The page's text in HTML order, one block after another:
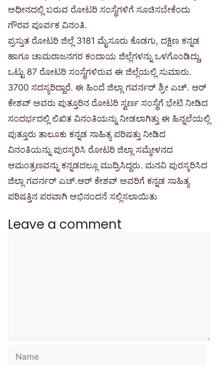
ಅಧೀನದಲ್ಲಿ ಬರುವ ರೋಟರಿ ಸಂಸ್ಥೆಗಳಿಗೆ ಸೂಚಿಸಬೇಕೆಂದು
ಗೌರವ ಪೂರ್ವಕ ವಿನಂತಿ.
ಪ್ರಸ್ತುತ ರೋಟರಿ ಜಿಲ್ಲೆ 3181 ಮೈಸೂರು ಕೊಡಗು, ದಕ್ಷಿಣ ಕನ್ನಡ
ಹಾಗೂ ಚಾಮರಾಜನಗರ ಕಂದಾಯ ಜಿಲ್ಲೆಗಳನ್ನು ಒಳಗೊಂಡಿದ್ದು,
ಒಟ್ಟು 87 ರೋಟರಿ ಸಂಸ್ಥೆಗಳಿರುವ ಈ ಜಿಲ್ಲೆಯಲ್ಲಿ ಸುಮಾರು.
3700 ಸದಸ್ಯರಿದ್ದಾರೆ. ಈ ಹಿಂದೆ ಜಿಲ್ಲಾ ಗವರ್ನರ್ ಶ್ರೀ ಎಚ್. ಆರ್
ಕೇಶವ್ ಅವರು ಪುತ್ತೂರಿನ ರೋಟರಿ ಸ್ವರ್ಣ ಸಂಸ್ಥೆಗೆ ಭೇಟಿ ನೀಡಿದ
ಸಂದರ್ಭದಲ್ಲಿ ಲಿಖಿತ ವಿನಂತಿಯನ್ನು ನೀಡಲಾಗಿತ್ತು ಈ ಹಿನ್ನಲೆಯಲ್ಲಿ
ಪುತ್ತೂರು ತಾಲೂಕು ಕನ್ನಡ ಸಾಹಿತ್ಯ ಪರಿಷತ್ತು ನೀಡಿದ
ವಿನಂತಿಯನ್ನು ಪುರಸ್ಕರಿಸಿ ರೋಟರಿ ಜಿಲ್ಲಾ ಸಮ್ಮೇಳನದ
ಆಮಂತ್ರಣವನ್ನು ಕನ್ನಡದಲ್ಲೂ ಮುದ್ರಿಸಿದ್ದರು. ಮನವಿ ಪುರಸ್ಕರಿಸಿದ
ಜಿಲ್ಲಾ ಗವರ್ನರ್ ಎಚ್.ಆರ್ ಕೇಶವ್ ಅವರಿಗೆ ಕನ್ನಡ ಸಾಹಿತ್ಯ
ಪರಿಷತ್ತಿನ ಪರವಾಗಿ ಅಭಿನಂದನೆ ಸಲ್ಲಿಸಲಾಯಿತು
Leave a comment